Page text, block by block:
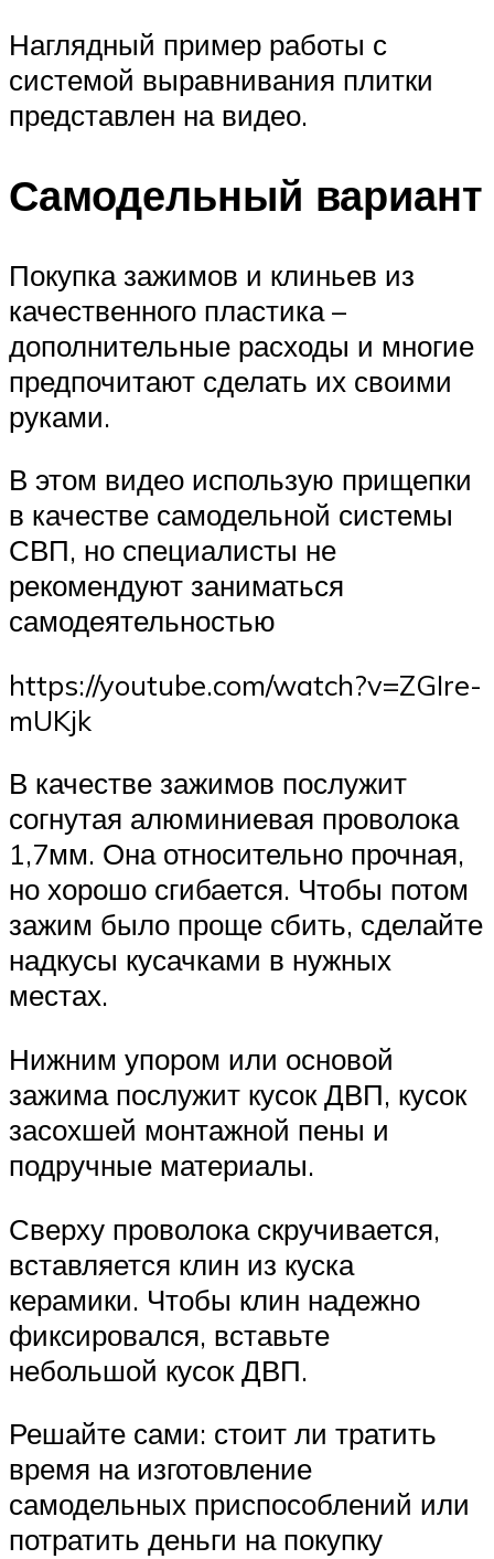
Наглядный пример работы с
системой выравнивания плитки
представлен на видео.
Самодельный вариант
Покупка зажимов и клиньев из
качественного пластика –
дополнительные расходы и многие
предпочитают сделать их своими
руками.
В этом видео использую прищепки
в качестве самодельной системы
СВП, но специалисты не
рекомендуют заниматься
самодеятельностью
https://youtube.com/watch?v=ZGIre-
mUKjk
В качестве зажимов послужит
согнутая алюминиевая проволока
1,7мм. Она относительно прочная,
но хорошо сгибается. Чтобы потом
зажим было проще сбить, сделайте
надкусы кусачками в нужных
местах.
Нижним упором или основой
зажима послужит кусок ДВП, кусок
засохшей монтажной пены и
подручные материалы.
Сверху проволока скручивается,
вставляется клин из куска
керамики. Чтобы клин надежно
фиксировался, вставьте
небольшой кусок ДВП.
Решайте сами: стоит ли тратить
время на изготовление
самодельных приспособлений или
потратить деньги на покупку